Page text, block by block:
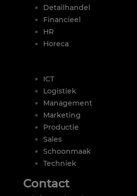
Detailhandel
Financieel
HR
Horeca
ICT
Logistiek
Management
Marketing
Productie
Sales
Schoonmaak
Techniek
Contact